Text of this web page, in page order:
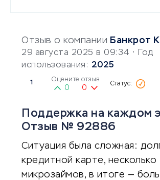
Отзыв о компании Банкрот
29 августа 2025 в 09:34 • Год
использования: 2025
1 Оцените отзыв
0 0
Поддержка на каждом
Отзыв № 92886
Ситуация была сложная:
кредитной карте, несколько
микрозаймов, в итоге —